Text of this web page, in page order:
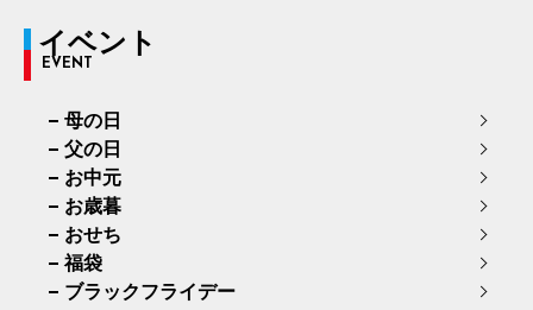
イベント
EVENT
母の日
父の日
お中元
お歳暮
おせち
福袋
ブラックフライデー